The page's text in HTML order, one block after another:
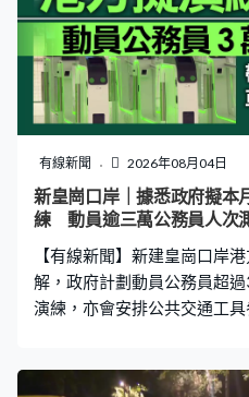
有線新聞 2026年08月04日
新皇崗口岸｜據悉政府擬本
練 動員逾三萬公務員人次
【有線新聞】新建皇崗口岸
解，政府計劃動員公務員超
演練，亦會安排公共交通工
前，要先進行過百項測試。